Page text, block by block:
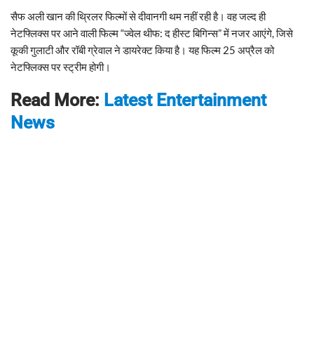
सैफ अली खान की थ्रिलर फिल्मों से दीवानगी थम नहीं रही है। वह जल्द ही
नेटफ्लिक्स पर आने वाली फिल्म “ज्वेल थीफ: द हीस्ट बिगिन्स” में नजर आएंगे, जिसे
कूकी गुलाटी और रॉबी ग्रेवाल ने डायरेक्ट किया है। यह फिल्म 25 अप्रैल को
नेटफ्लिक्स पर स्ट्रीम होगी।
Read More: Latest Entertainment
News